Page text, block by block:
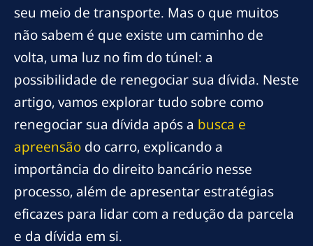
seu meio de transporte. Mas o que muitos
não sabem é que existe um caminho de
volta, uma luz no fim do túnel: a
possibilidade de renegociar sua dívida. Neste
artigo, vamos explorar tudo sobre como
renegociar sua dívida após a busca e
apreensão do carro, explicando a
importância do direito bancário nesse
processo, além de apresentar estratégias
eficazes para lidar com a redução da parcela
e da dívida em si.